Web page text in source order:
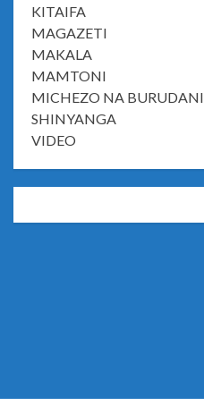
KITAIFA
MAGAZETI
MAKALA
MAMTONI
MICHEZO NA BURUDANI
SHINYANGA
VIDEO